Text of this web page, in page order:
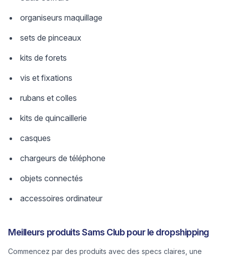
organiseurs maquillage
sets de pinceaux
kits de forets
vis et fixations
rubans et colles
kits de quincaillerie
casques
chargeurs de téléphone
objets connectés
accessoires ordinateur
Meilleurs produits Sams Club pour le dropshipping
Commencez par des produits avec des specs claires, une